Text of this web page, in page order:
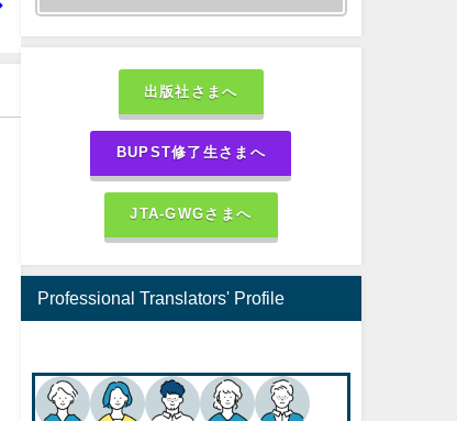
出版社さまへ
BUPST修了生さまへ
JTA-GWGさまへ
Professional Translators' Profile